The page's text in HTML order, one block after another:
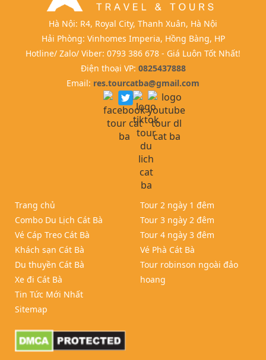
Hà Nội: R4, Royal City, Thanh Xuân, Hà Nội
Hải Phòng: Vinhomes Imperia, Hồng Bàng, HP
Hotline/ Zalo/ Viber: 0793 386 678 - Giá Luôn Tốt Nhất!
Điện thoại VP: 0825437888
Email: res.tourcatba@gmail.com
Trang chủ
Combo Du Lịch Cát Bà
Vé Cáp Treo Cát Bà
Khách sạn Cát Bà
Du thuyền Cát Bà
Xe đi Cát Bà
Tin Tức Mới Nhất
Sitemap
Tour 2 ngày 1 đêm
Tour 3 ngày 2 đêm
Tour 4 ngày 3 đêm
Vé Phà Cát Bà
Tour robinson ngoài đảo
hoang